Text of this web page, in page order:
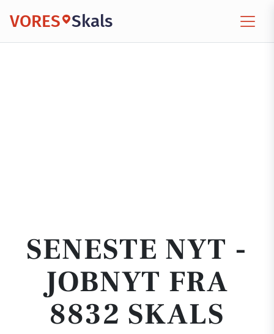
VORES Skals
SENESTE NYT -
JOBNYT FRA
8832 SKALS